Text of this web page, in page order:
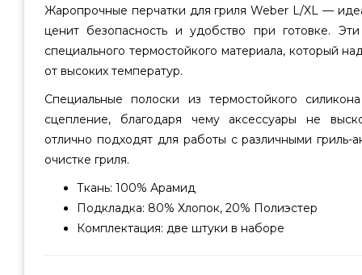
Жаропрочные перчатки для гриля Weber L/XL —
ценит безопасность и удобство при готовке.
специального термостойкого материала, который
от высоких температур.
Специальные полоски из термостойкого
сцепление, благодаря чему аксессуары не
отлично подходят для работы с различными гриль-
очистке гриля.
Ткань: 100% Арамид
Подкладка: 80% Хлопок, 20% Полиэстер
Комплектация: две штуки в наборе